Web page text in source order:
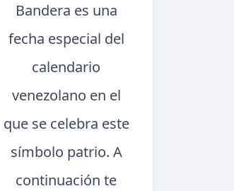
Bandera es una
fecha especial del
calendario
venezolano en el
que se celebra este
símbolo patrio. A
continuación te